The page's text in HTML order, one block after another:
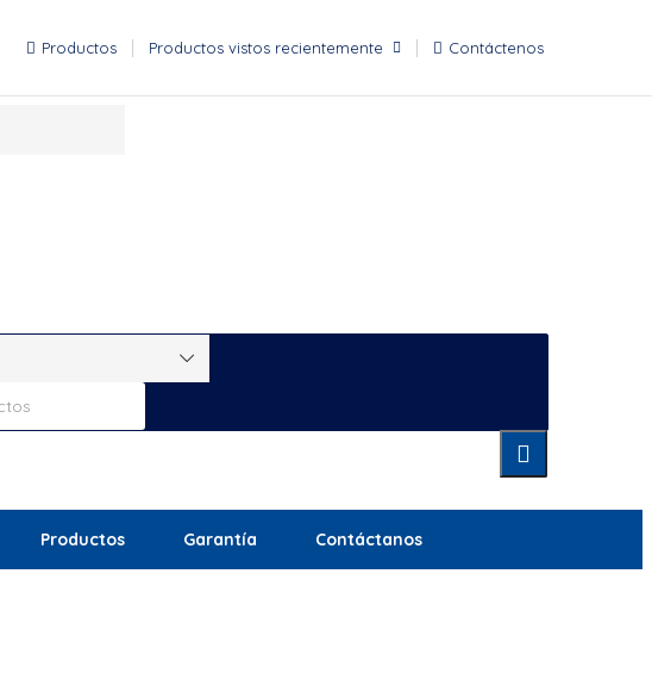
Productos Productos vistos recientemente Contáctenos
Productos Garantía Contáctanos